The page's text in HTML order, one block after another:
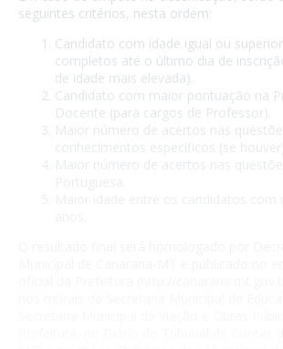
seguintes critérios, nesta ordem:
Candidato com idade igual ou
completos até o último dia de
de idade mais elevada).
Candidato com maior pontuação na
Docente (para cargos de Professor).
Maior número de acertos nas
conhecimentos específicos (se houver).